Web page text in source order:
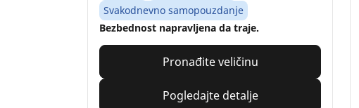
Svakodnevno samopouzdanje
Bezbednost napravljena da traje.
Pronađite veličinu
Pogledajte detalje